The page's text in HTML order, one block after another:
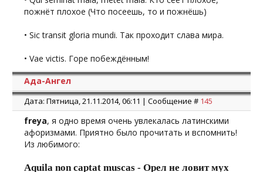
пожнёт плохое (Что посеешь, то и пожнёшь)
• Sic transit gloria mundi. Так проходит слава мира.
• Vae victis. Горе побеждённым!
Ада-Ангел
Дата: Пятница, 21.11.2014, 06:11 | Сообщение # 145
freya, я одно время очень увлекалась латинскими
афоризмами. Приятно было прочитать и вспомнить!
Из любимого:
Aquila non captat muscas - Орел не ловит мух